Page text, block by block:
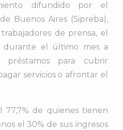
difundido por el
Buenos Aires (Sipreba),
de prensa, el
durante el último mes a
préstamos para cubrir
servicios o afrontar el
77,7% de quienes tienen
el 30% de sus ingresos